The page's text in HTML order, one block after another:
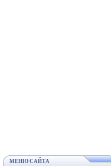
МЕНЮ САЙТА